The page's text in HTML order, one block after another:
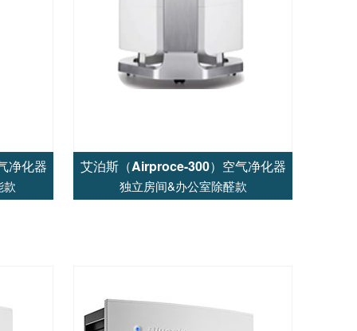
净化器
款
艾泊斯（Airproce-300）空气净化器
独立房间&办公室除醛款